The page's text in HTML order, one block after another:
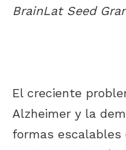
BrainLat Seed
El creciente
Alzheimer y la
formas